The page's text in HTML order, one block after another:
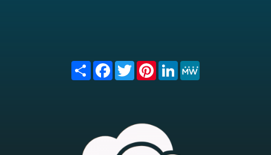
Share FacebookTwitterPinterest
LinkedIn